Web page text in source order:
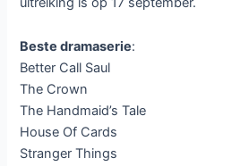
Beste dramaserie:
Better Call Saul
The Crown
The Handmaid’s Tale
House Of Cards
Stranger Things